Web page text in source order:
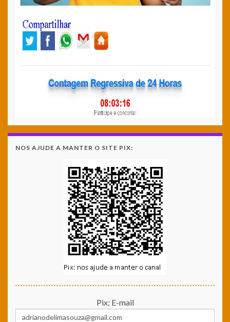
NOS AJUDE A MANTER O SITE PIX:
Pix: E-mail